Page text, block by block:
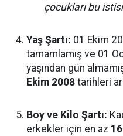
çocukları bu
Yaş Şartı: 01 Ekim
tamamlamış ve 01
yaşından gün
Ekim 2008 tarihleri
Boy ve Kilo Şartı:
erkekler için en az